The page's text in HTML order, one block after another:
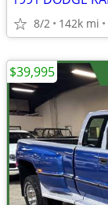
8/2 142k mi
$39,995